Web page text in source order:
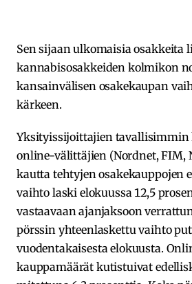
Sen sijaan ulkomaisia osakkeita
kannabisosakkeiden kolmikon
kansainvälisen osakekaupan
kärkeen.
Yksityissijoittajien tavallisimmin
online-välittäjien (Nordnet, FIM,
kautta tehtyjen osakekauppojen
vaihto laski elokuussa 12,5
vastaavaan ajanjaksoon
pörssin yhteenlaskettu vaihto
vuodentakaisesta elokuusta.
kauppamäärät kutistuivat